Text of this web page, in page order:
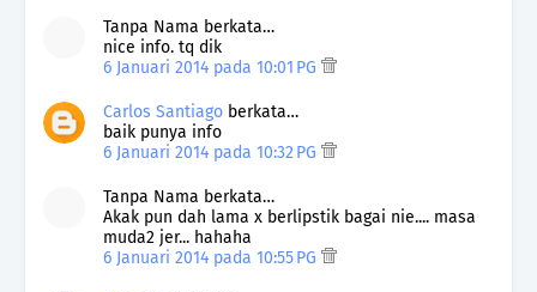
Tanpa Nama berkata…
nice info. tq dik
6 Januari 2014 pada 10:01 PG
Carlos Santiago berkata…
baik punya info
6 Januari 2014 pada 10:32 PG
Tanpa Nama berkata…
Akak pun dah lama x berlipstik bagai nie.... masa
muda2 jer... hahaha
6 Januari 2014 pada 10:55 PG